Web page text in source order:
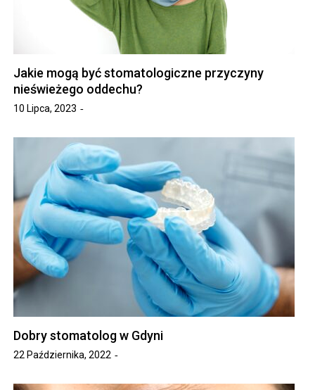
Jakie mogą być stomatologiczne przyczyny
nieświeżego oddechu?
10 Lipca, 2023
Dobry stomatolog w Gdyni
22 Października, 2022